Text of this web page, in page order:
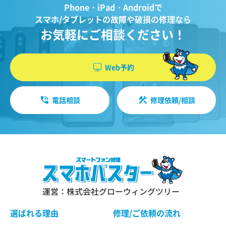
Phone・iPad・Androidで
スマホ/タブレットの故障や破損の修理なら
お気軽にご相談ください！
Web予約
電話相談 修理依頼/相談
運営：株式会社グローウィングツリー
選ばれる理由
修理/ご依頼の流れ